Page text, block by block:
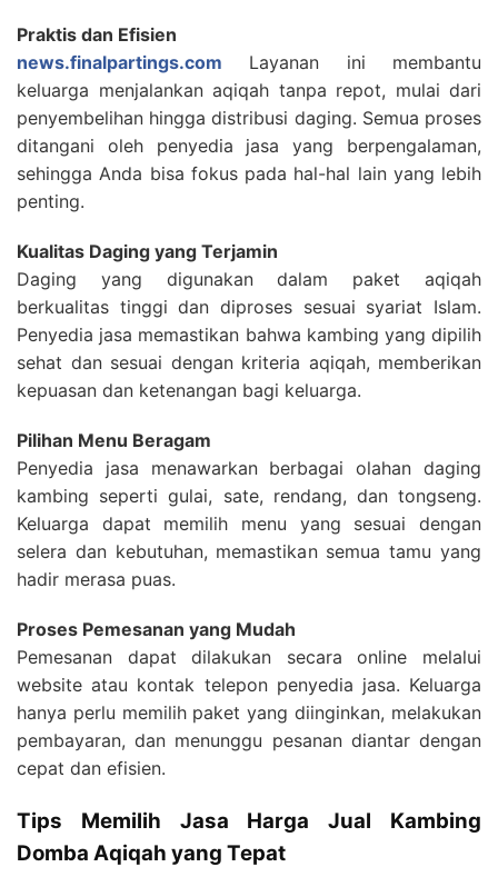
Praktis dan Efisien
news.finalpartings.com Layanan ini membantu
keluarga menjalankan aqiqah tanpa repot, mulai dari
penyembelihan hingga distribusi daging. Semua proses
ditangani oleh penyedia jasa yang berpengalaman,
sehingga Anda bisa fokus pada hal-hal lain yang lebih
penting.
Kualitas Daging yang Terjamin
Daging yang digunakan dalam paket aqiqah
berkualitas tinggi dan diproses sesuai syariat Islam.
Penyedia jasa memastikan bahwa kambing yang dipilih
sehat dan sesuai dengan kriteria aqiqah, memberikan
kepuasan dan ketenangan bagi keluarga.
Pilihan Menu Beragam
Penyedia jasa menawarkan berbagai olahan daging
kambing seperti gulai, sate, rendang, dan tongseng.
Keluarga dapat memilih menu yang sesuai dengan
selera dan kebutuhan, memastikan semua tamu yang
hadir merasa puas.
Proses Pemesanan yang Mudah
Pemesanan dapat dilakukan secara online melalui
website atau kontak telepon penyedia jasa. Keluarga
hanya perlu memilih paket yang diinginkan, melakukan
pembayaran, dan menunggu pesanan diantar dengan
cepat dan efisien.
Tips Memilih Jasa Harga Jual Kambing
Domba Aqiqah yang Tepat